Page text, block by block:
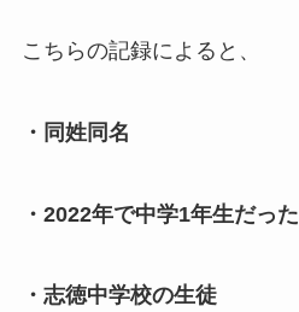
こちらの記録によると、
・同姓同名
・2022年で中学1年生だった
・志徳中学校の生徒